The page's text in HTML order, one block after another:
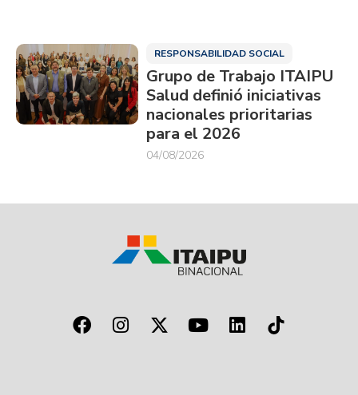
RESPONSABILIDAD SOCIAL
Grupo de Trabajo ITAIPU
Salud definió iniciativas
nacionales prioritarias
para el 2026
04/08/2026